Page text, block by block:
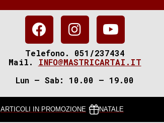
Telefono. 051/237434
Mail.
INFO@MASTRICARTAI.IT
Lun – Sab: 10.00 – 19.00
ARTICOLI IN PROMOZIONE NATALE